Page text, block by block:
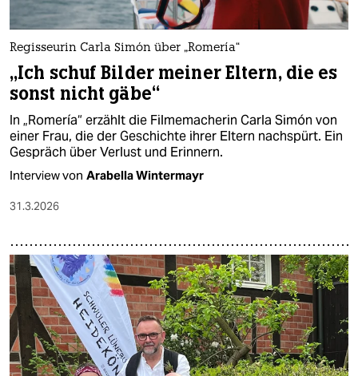
Regisseurin Carla Simón über „Romería“
„Ich schuf Bilder meiner Eltern, die es
sonst nicht gäbe“
In „Romería“ erzählt die Filmemacherin Carla Simón von
einer Frau, die der Geschichte ihrer Eltern nachspürt. Ein
Gespräch über Verlust und Erinnern.
Interview von Arabella Wintermayr
31.3.2026